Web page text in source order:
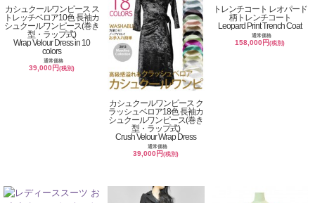
カシュクールワンピース ス
トレッチベロア10色 長袖カ
シュクールワンピース(巻き
型・ラップ式)
Wrap Velour Dress in 10
colors
通常価格
39,000円(税別)
カシュクールワンピース ク
ラッシュベロア18色 長袖カ
シュクールワンピース(巻き
型・ラップ式)
Crush Velour Wrap Dress
通常価格
39,000円(税別)
トレンチコート レオパード
柄トレンチコート
Leopard Print Trench Coat
通常価格
158,000円(税別)